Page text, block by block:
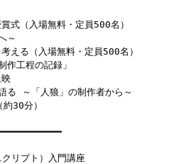
式（入場無料・定員500名）
～
える（入場無料・定員500名）
作工程の記録」
～「人狼」の制作者から～
30分）
リプト）入門講座